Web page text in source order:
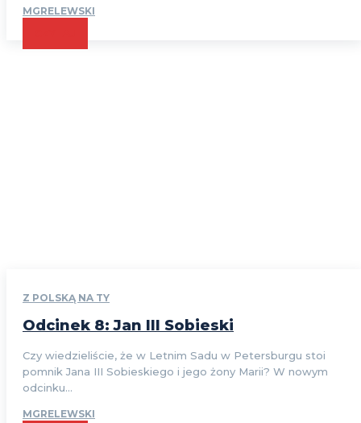
MGRELEWSKI
Z POLSKĄ NA TY
Odcinek 8: Jan III Sobieski
Czy wiedzieliście, że w Letnim Sadu w Petersburgu stoi
pomnik Jana III Sobieskiego i jego żony Marii? W nowym
odcinku...
MGRELEWSKI